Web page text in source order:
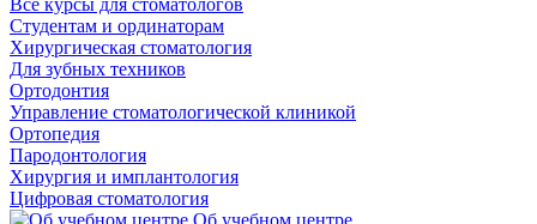
Все курсы для стоматологов
Студентам и ординаторам
Хирургическая стоматология
Для зубных техников
Ортодонтия
Управление стоматологической клиникой
Ортопедия
Пародонтология
Хирургия и имплантология
Цифровая стоматология